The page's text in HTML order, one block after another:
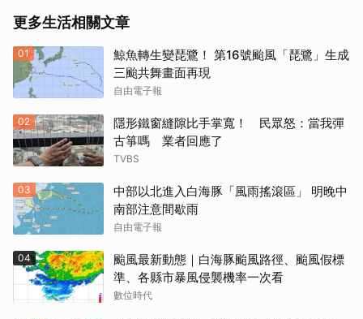
更多生活相關文章
01
鯨魚轉生變琵鷺！ 第16號颱風「琵鷺」生成
三颱共舞畫面再現
自由電子報
02
隱形鐵窗縫隙比手掌寬！ 民眾怒：當我彈
古箏嗎 業者回應了
TVBS
03
中部以北進入白海豚「風雨搖滾區」 明晚中
南部注意間歇雨
自由電子報
04
颱風最新動態｜白海豚颱風路徑、颱風假標
準、各縣市暴風侵襲機率一次看
數位時代